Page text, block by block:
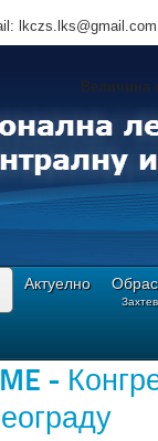
Актуелно
Величина
-